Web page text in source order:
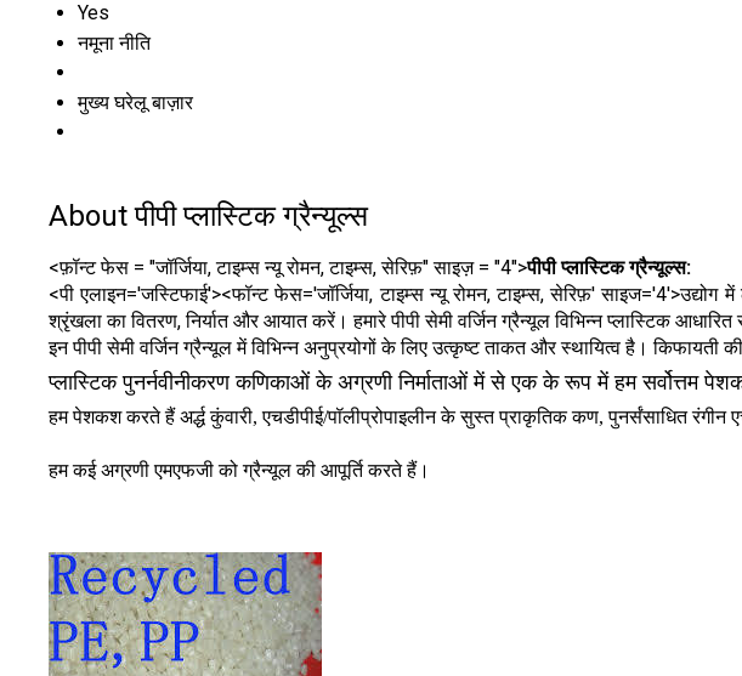
Yes
नमूना नीति
मुख्य घरेलू बाज़ार
About पीपी प्लास्टिक ग्रैन्यूल्स
<फ़ॉन्ट फेस = "जॉर्जिया, टाइम्स न्यू रोमन, टाइम्स, सेरिफ़" साइज़ = "4">पीपी प्लास्टिक ग्रैन्यूल्स:
<पी एलाइन='जस्टिफाई'><फॉन्ट फेस='जॉर्जिया, टाइम्स न्यू रोमन, टाइम्स, सेरिफ़' साइज='4'>उद्योग
श्रृंखला का वितरण, निर्यात और आयात करें। हमारे पीपी सेमी वर्जिन ग्रैन्यूल विभिन्न प्लास्टिक
इन पीपी सेमी वर्जिन ग्रैन्यूल में विभिन्न अनुप्रयोगों के लिए उत्कृष्ट ताकत और स्थायित्व है। किफायती
प्लास्टिक पुनर्नवीनीकरण कणिकाओं के अग्रणी निर्माताओं में से एक के रूप में हम सर्वोत्तम
हम पेशकश करते हैं अर्द्ध कुंवारी, एचडीपीई/पॉलीप्रोपाइलीन के सुस्त प्राकृतिक कण, पुनर्संसाधित रंगीन
हम कई अग्रणी एमएफजी को ग्रैन्यूल की आपूर्ति करते हैं।